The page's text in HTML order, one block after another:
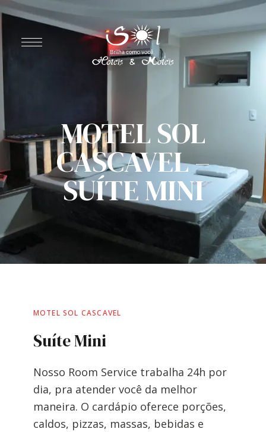
MOTEL SOL
CASCAVEL –
SUÍTE MINI
MOTEL SOL CASCAVEL
Suíte Mini
Nosso Room Service trabalha 24h por
dia, pra atender você da melhor
maneira. O cardápio oferece porções,
caldos, pizzas, massas, bebidas e